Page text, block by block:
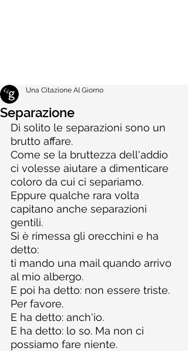
Separazione
Una Citazione Al Giorno
Di solito le separazioni sono un
brutto affare.
Come se la bruttezza dell'addio
ci volesse aiutare a dimenticare
coloro da cui ci separiamo.
Eppure qualche rara volta
capitano anche separazioni
gentili.
Si è rimessa gli orecchini e ha
detto:
ti mando una mail quando arrivo
al mio albergo.
E poi ha detto: non essere triste.
Per favore.
E ha detto: anch'io.
E ha detto: lo so. Ma non ci
possiamo fare niente.